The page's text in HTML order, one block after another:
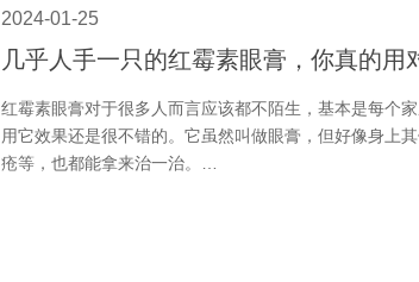
2024-01-25
几乎人手一只的红霉素眼膏，你真的用
红霉素眼膏对于很多人而言应该都不陌生，基本是每个
用它效果还是很不错的。它虽然叫做眼膏，但好像身上
疮等，也都能拿来治一治。…